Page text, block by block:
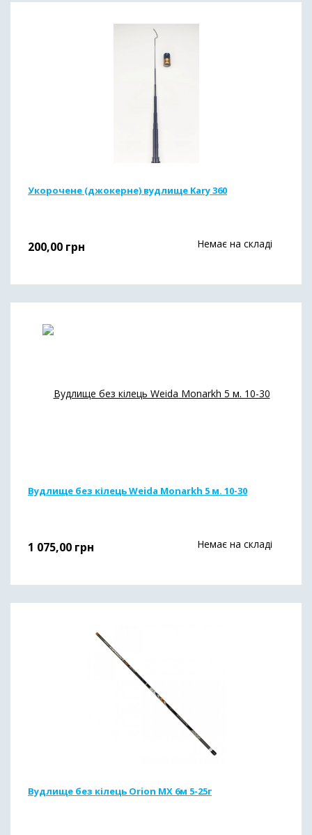
Укорочене (джокерне) вудлище Kary 360
200,00 грн Немає на складі
Вудлище без кілець Weida Monarkh 5 м. 10-30
1 075,00 грн Немає на складі
Вудлище без кілець Orion MX 6м 5-25г